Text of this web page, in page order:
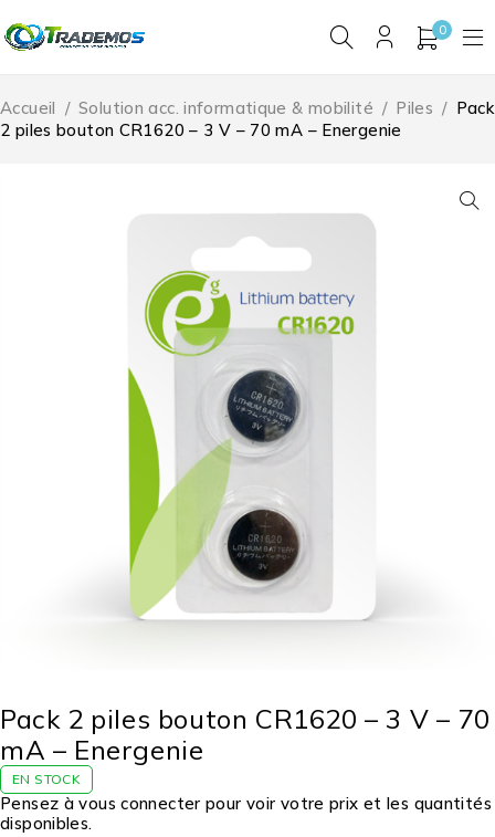
0
Accueil / Solution acc. informatique & mobilité / Piles / Pack
2 piles bouton CR1620 – 3 V – 70 mA – Energenie
Pack 2 piles bouton CR1620 – 3 V – 70
mA – Energenie
EN STOCK
Pensez à vous connecter pour voir votre prix et les quantités
disponibles.